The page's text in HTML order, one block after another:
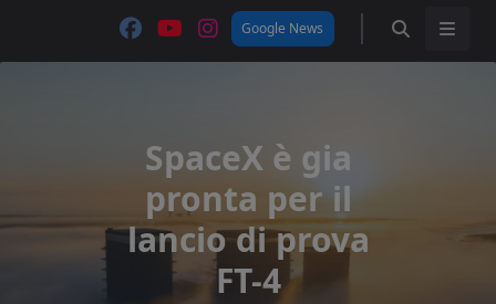
Google News
SpaceX è gia
pronta per il
lancio di prova
FT-4